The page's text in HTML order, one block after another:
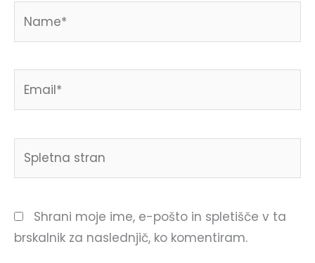
stran
Shrani moje ime, e-pošto in spletišče v ta
brskalnik za naslednjič, ko komentiram.